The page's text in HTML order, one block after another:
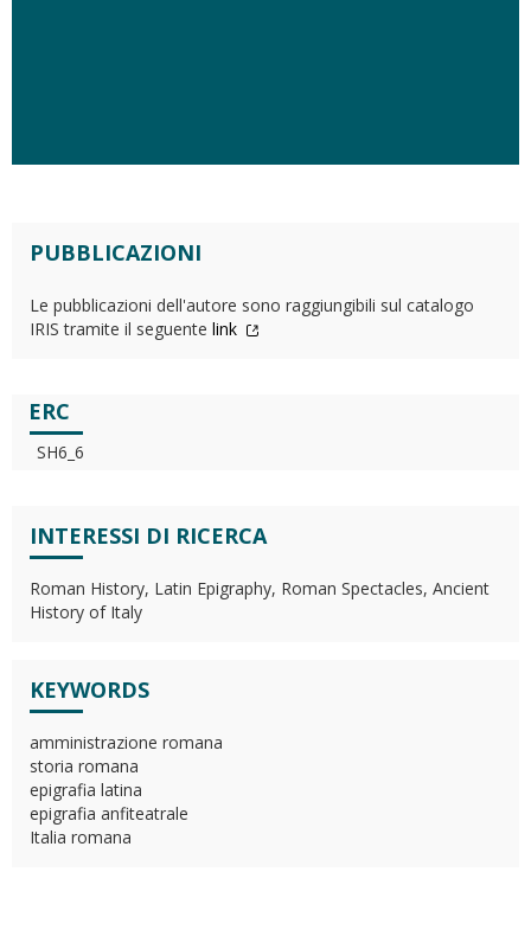
PUBBLICAZIONI
Le pubblicazioni dell'autore sono raggiungibili sul catalogo
IRIS tramite il seguente link
ERC
SH6_6
INTERESSI DI RICERCA
Roman History, Latin Epigraphy, Roman Spectacles, Ancient
History of Italy
KEYWORDS
amministrazione romana
storia romana
epigrafia latina
epigrafia anfiteatrale
Italia romana